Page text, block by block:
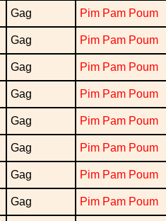
Gag Pim Pam Poum
Gag Pim Pam Poum
Gag Pim Pam Poum
Gag Pim Pam Poum
Gag Pim Pam Poum
Gag Pim Pam Poum
Gag Pim Pam Poum
Gag
Pim Pam Poum